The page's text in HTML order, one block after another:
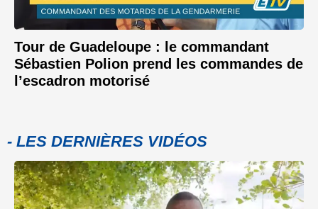
Tour de Guadeloupe : le commandant
Sébastien Polion prend les commandes de
l’escadron motorisé
- LES DERNIÈRES VIDÉOS